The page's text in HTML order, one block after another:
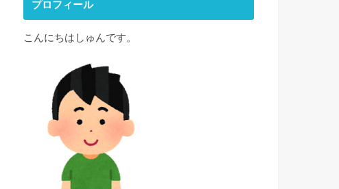
プロフィール
こんにちはしゅんです。